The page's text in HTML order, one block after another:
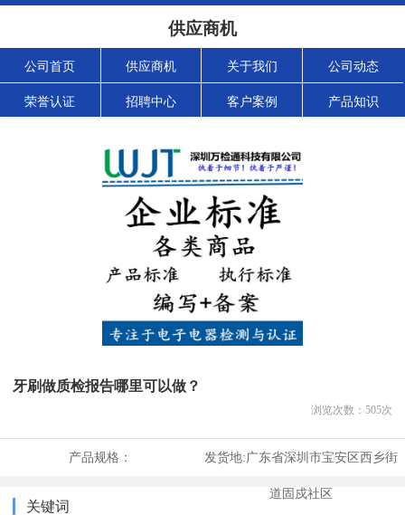
供应商机
公司首页 供应商机 关于我们 公司动态
荣誉认证 招聘中心 客户案例 产品知识
牙刷做质检报告哪里可以做？
浏览次数： 505次
产品规格： 发货地:广东省深圳市宝安区西乡街
道固戍社区
关键词